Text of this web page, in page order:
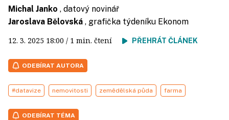
Michal Janko , datový novinář
Jaroslava Bělovská , grafička týdeníku Ekonom
12. 3. 2025 18:00 / 1 min. čtení PŘEHRÁT ČLÁNEK
ODEBÍRAT AUTORA
#datavize nemovitosti zemědělská půda farma
ODEBÍRAT TÉMA